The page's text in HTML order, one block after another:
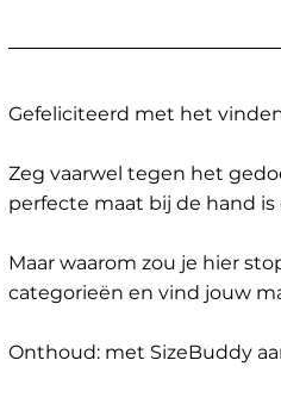
Gefeliciteerd met het
Zeg vaarwel tegen het
perfecte maat bij de hand
Maar waarom zou je hier
categorieën en vind jouw
Onthoud: met SizeBuddy